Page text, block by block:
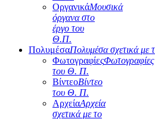
ΟργανικάΜουσικά
όργανα στο
έργο του
Θ.Π.
ΠολυμέσαΠολυμέσα σχετικά με
ΦωτογραφίεςΦωτογραφίες
του Θ. Π.
ΒίντεοΒίντεο
του Θ. Π.
ΑρχείαΑρχεία
σχετικά με το